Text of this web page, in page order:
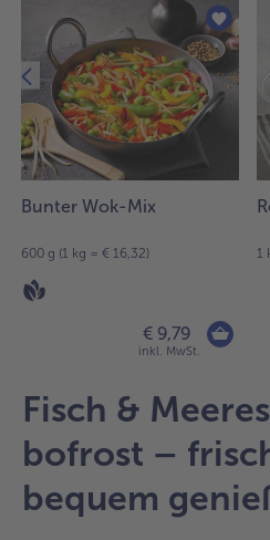
Artikel
in
der
Liste.
Bunter Wok-Mix
600 g (1 kg = € 16,32)
€ 9,79
inkl. MwSt.
1
Fisch &
bofrost –
bequem